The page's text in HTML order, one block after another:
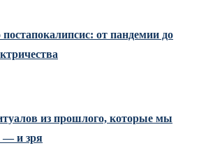
постапокалипсис: от пандемии до
из прошлого, которые мы
— и зря